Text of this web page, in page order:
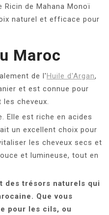
de Mahana Monoï
naturel et efficace pour
Maroc
de l'Huile d'Argan,
et est connue pour
cheveux.
Elle est riche en acides
un excellent choix pour
les cheveux secs et
et lumineuse, tout en
des trésors naturels qui
Que vous
pour les cils, ou